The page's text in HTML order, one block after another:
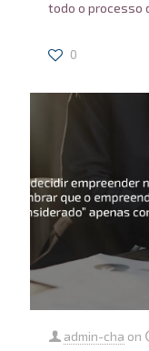
todo o processo
0
admin-cha on